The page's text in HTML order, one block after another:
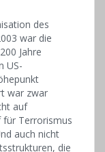
des
war die
Jahre
US-
war zwar
auf
für Terrorismus
auch nicht
die